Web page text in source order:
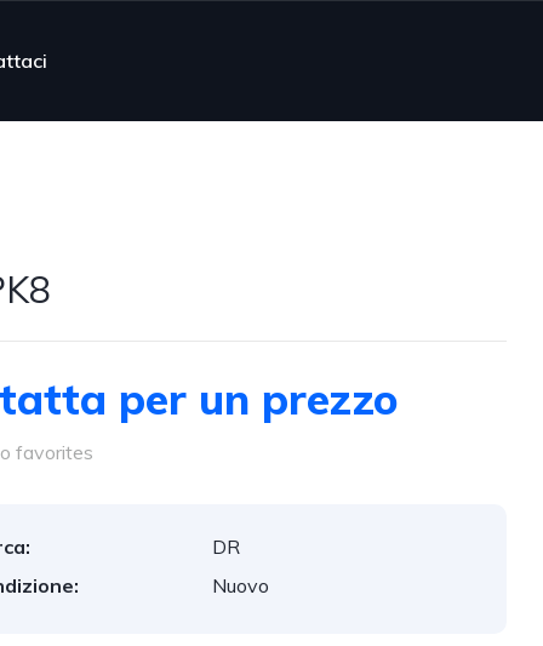
per un prezzo
favorites
DR
Nuovo